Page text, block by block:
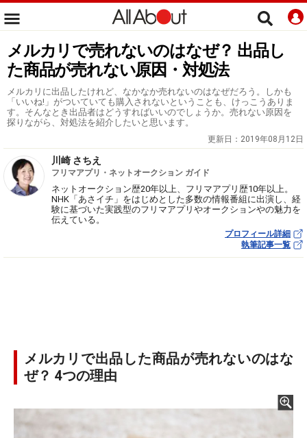
メルカリで売れないのはなぜ？ 出品し
た商品が売れない原因・対処法
メルカリに出品したけれど、なかなか売れないのはなぜだろう。しかも
「いいね!」がついていても購入されないということも、けっこうありま
す。そんなとき出品者はどうすればいいのでしょうか。売れない原因を
探りながら、対処法を紹介したいと思います。
更新日： 2019年08月12日
川崎 さちえ
フリマアプリ・ネットオークション ガイド
ネットオークション歴20年以上、フリマアプリ歴10年以上。
NHK「あさイチ」をはじめとした多数の情報番組に出演し、経
験に基づいた実践型のフリマアプリやオークションやの魅力を
伝えている。
プロフィール詳細
執筆記事一覧
メルカリで出品した商品が売れないのはな
ぜ？ 4つの理由